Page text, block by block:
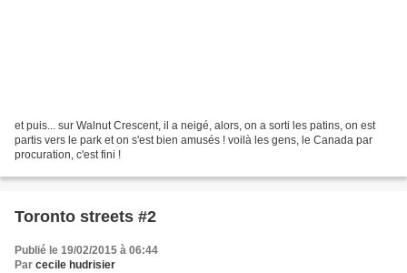
et puis... sur Walnut Crescent, il a neigé, alors, on a sorti les patins, on est
partis vers le park et on s'est bien amusés ! voilà les gens, le Canada par
procuration, c'est fini !
Toronto streets #2
Publié le 19/02/2015 à 06:44
Par cecile hudrisier